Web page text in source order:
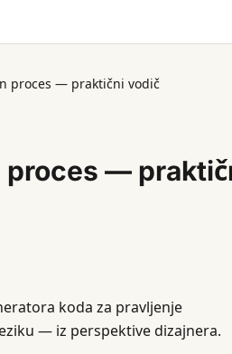
proces — praktični vodič
proces —
koda za pravljenje
— iz perspektive dizajnera.